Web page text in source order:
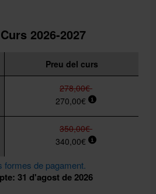
2026-2027
Preu del curs
278,00€
270,00€
350,00€
340,00€
formes de pagament.
Data límit del descompte: 31 d'agost de 2026